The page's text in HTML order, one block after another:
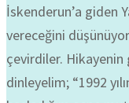
İskenderun’a giden
vereceğini
çevirdiler. Hikayenin
dinleyelim; “1992